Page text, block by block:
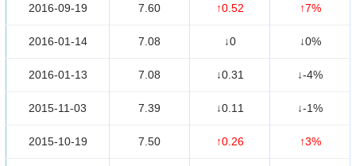
2016-09-19 7.60 ↑0.52 ↑7%
2016-01-14 7.08 ↓0 ↓0%
2016-01-13 7.08 ↓0.31 ↓-4%
2015-11-03 7.39 ↓0.11 ↓-1%
2015-10-19 7.50 ↑0.26 ↑3%